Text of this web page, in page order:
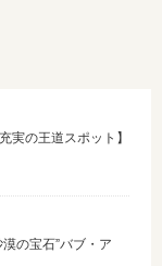
実の王道スポット】
の宝石”バブ・ア